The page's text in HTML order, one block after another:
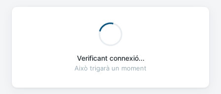
Verificant connexió...
Això trigarà un moment